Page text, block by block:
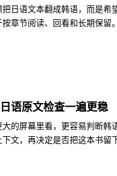
日语文本翻成韩语，而是希
章节阅读、回看和长期保留。
语原文检查一遍更稳
的屏幕里看，更容易判断韩
文，再决定是否把这本书留